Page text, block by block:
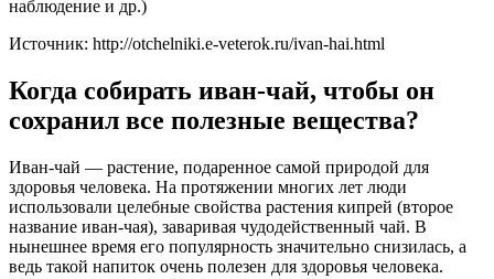
наблюдение и др.)
Источник: http://otchelniki.e-veterok.ru/ivan-hai.html
Когда собирать иван-чай, чтобы он
сохранил все полезные вещества?
Иван-чай — растение, подаренное самой природой для
здоровья человека. На протяжении многих лет люди
использовали целебные свойства растения кипрей (второе
название иван-чая), заваривая чудодейственный чай. В
нынешнее время его популярность значительно снизилась, а
ведь такой напиток очень полезен для здоровья человека.